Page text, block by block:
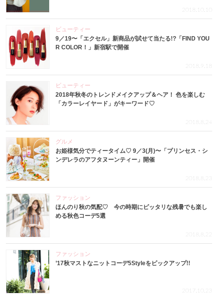
2018.10.10
ビューティー
9／19〜「エクセル」新商品が試せて当たる!?「FIND YOU
R COLOR！」新宿駅で開催
2018.9.18
ビューティー
2018年秋冬のトレンドメイクアップ＆ヘア！ 色を楽しむ
「カラーレイヤード」がキーワード♡
2018.8.24
グルメ
お姫様気分でティータイム♡ 9／3(月)〜「プリンセス・シ
ンデレラのアフタヌーンティー」開催
2018.8.23
ファッション
ほんのり秋の気配♡ 今の時期にピッタリな残暑でも楽し
める秋色コーデ5選
2018.8.22
ファッション
’17秋マストなニットコーデ5Styleをピックアップ!!
2017.10.23